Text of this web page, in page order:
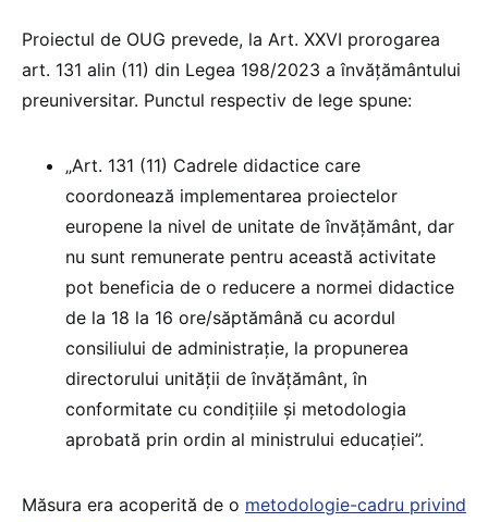
Proiectul de OUG prevede, la Art. XXVI prorogarea
art. 131 alin (11) din Legea 198/2023 a învățământului
preuniversitar. Punctul respectiv de lege spune:
„Art. 131 (11) Cadrele didactice care
coordonează implementarea proiectelor
europene la nivel de unitate de învățământ, dar
nu sunt remunerate pentru această activitate
pot beneficia de o reducere a normei didactice
de la 18 la 16 ore/săptămână cu acordul
consiliului de administrație, la propunerea
directorului unității de învățământ, în
conformitate cu condițiile și metodologia
aprobată prin ordin al ministrului educației”.
Măsura era acoperită de o metodologie-cadru privind